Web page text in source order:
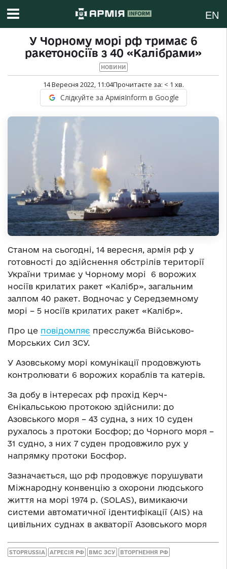
EN
У Чорному морі рф тримає 6
ракетоносіїв з 40 «Калібрами»
НОВИНИ
14 Вересня 2022, 11:04Прочитаєте за: < 1 хв.
Слідкуйте за АрміяInform в Google
Станом на сьогодні, 14 вересня, армія рф у
готовності до здійснення обстрілів території
України тримає у Чорному морі 6 ворожих
носіїв крилатих ракет «Калібр», загальним
залпом 40 ракет. Водночас у Середземному
морі – 5 носіїв крилатих ракет «Калібр».
Про це повідомляє пресслужба Військово-
Морських Сил ЗСУ.
У Азовському морі комунікації продовжують
контролювати 6 ворожих кораблів та катерів.
За добу в інтересах рф прохід Керч-
Єнікальською протокою здійснили: до
Азовського моря – 43 судна, з них 10 суден
рухалось з протоки Босфор; до Чорного моря –
31 судно, з них 7 суден продовжило рух у
напрямку протоки Босфор.
Зазначається, що рф продовжує порушувати
Міжнародну конвенцію з охорони людського
життя на морі 1974 р. (SOLAS), вимикаючи
системи автоматичної ідентифікації (AIS) на
цивільних суднах в акваторії Азовського моря
STOPRUSSIA АГРЕСІЯ РФ ВМС ЗСУ ВТОРГНЕННЯ РФ